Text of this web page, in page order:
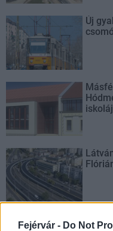
Fejérvár - Do Not
Új